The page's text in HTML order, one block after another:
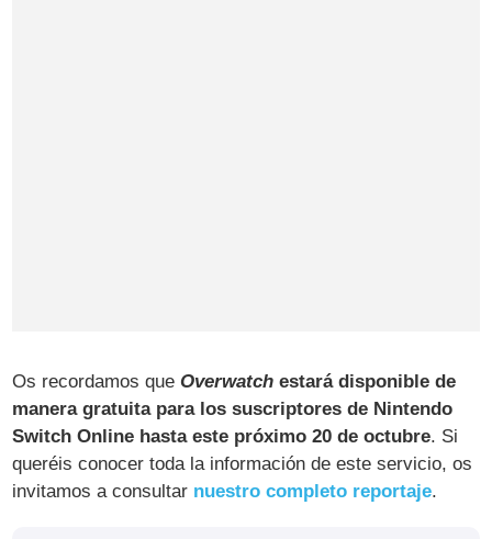
Os recordamos queOverwatch estará disponible de
manera gratuita para los suscriptores de Nintendo
Switch Online hasta este próximo 20 de octubre. Si
queréis conocer toda la información de este servicio, os
invitamos a consultar nuestro completo reportaje.